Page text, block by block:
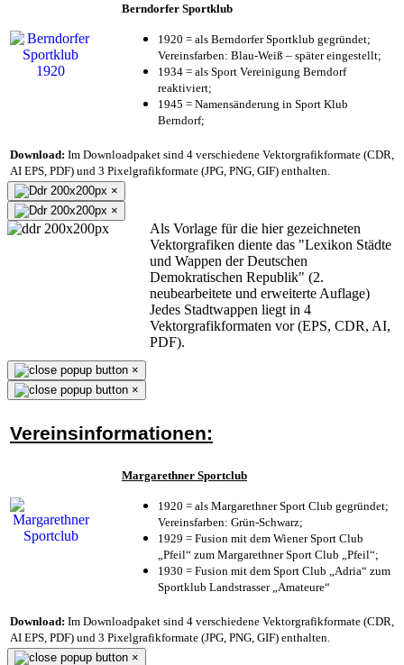
Berndorfer Sportklub
1920 = als Berndorfer Sportklub gegründet;
Vereinsfarben: Blau-Weiß – später eingestellt;
1934 = als Sport Vereinigung Berndorf
reaktiviert;
1945 = Namensänderung in Sport Klub
Berndorf;
Download: Im Downloadpaket sind 4 verschiedene Vektorgrafikformate (CDR,
AI EPS, PDF) und 3 Pixelgrafikformate (JPG, PNG, GIF) enthalten.
×
×
Als Vorlage für die hier gezeichneten
Vektorgrafiken diente das "Lexikon Städte
und Wappen der Deutschen
Demokratischen Republik" (2.
neubearbeitete und erweiterte Auflage)
Jedes Stadtwappen liegt in 4
Vektorgrafikformaten vor (EPS, CDR, AI,
PDF).
×
×
Vereinsinformationen:
Margarethner Sportclub
1920 = als Margarethner Sport Club gegründet;
Vereinsfarben: Grün-Schwarz;
1929 = Fusion mit dem Wiener Sport Club
„Pfeil“ zum Margarethner Sport Club „Pfeil“;
1930 = Fusion mit dem Sport Club „Adria“ zum
Sportklub Landstrasser „Amateure“
Download: Im Downloadpaket sind 4 verschiedene Vektorgrafikformate (CDR,
AI EPS, PDF) und 3 Pixelgrafikformate (JPG, PNG, GIF) enthalten.
×